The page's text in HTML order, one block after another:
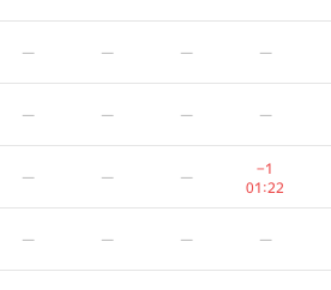
— — — —
— — — —
— — —
−1
01:22
— — — —